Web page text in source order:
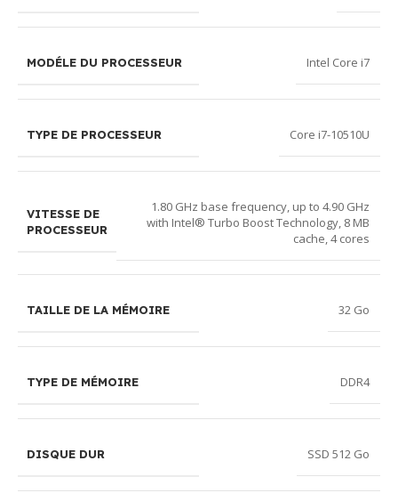
MODÉLE DU PROCESSEUR Intel Core i7
TYPE DE PROCESSEUR Core i7-10510U
VITESSE DE
PROCESSEUR
1.80 GHz base frequency, up to 4.90 GHz
with Intel® Turbo Boost Technology, 8 MB
cache, 4 cores
TAILLE DE LA MÉMOIRE 32 Go
TYPE DE MÉMOIRE DDR4
DISQUE DUR SSD 512 Go